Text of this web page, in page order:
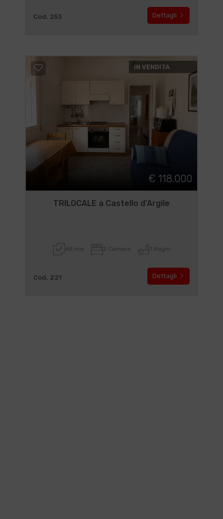
Cod. 253 Dettagli
IN VENDITA
€ 118.000
TRILOCALE a Castello d'Argile
68 mq 2 Camere 1 Bagni
Cod. 221 Dettagli